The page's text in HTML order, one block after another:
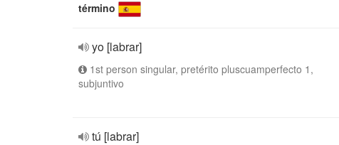
término
yo [labrar]
1st person singular, pretérito pluscuamperfecto 1,
subjuntivo
tú [labrar]